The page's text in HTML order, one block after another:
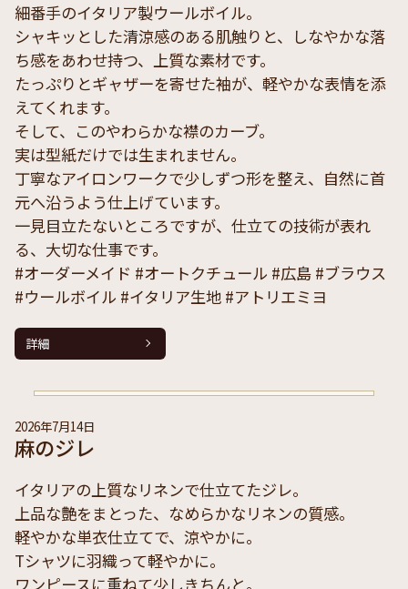
細番手のイタリア製ウールボイル。
シャキッとした清涼感のある肌触りと、しなやかな落
ち感をあわせ持つ、上質な素材です。
たっぷりとギャザーを寄せた袖が、軽やかな表情を添
えてくれます。
そして、このやわらかな襟のカーブ。
実は型紙だけでは生まれません。
丁寧なアイロンワークで少しずつ形を整え、自然に首
元へ沿うよう仕上げています。
一見目立たないところですが、仕立ての技術が表れ
る、大切な仕事です。
#オーダーメイド #オートクチュール #広島 #ブラウス
#ウールボイル #イタリア生地 #アトリエミヨ
詳細
2026年7月14日
麻のジレ
イタリアの上質なリネンで仕立てたジレ。
上品な艶をまとった、なめらかなリネンの質感。
軽やかな単衣仕立てで、涼やかに。
Tシャツに羽織って軽やかに。
ワンピースに重ねて少しきちんと。